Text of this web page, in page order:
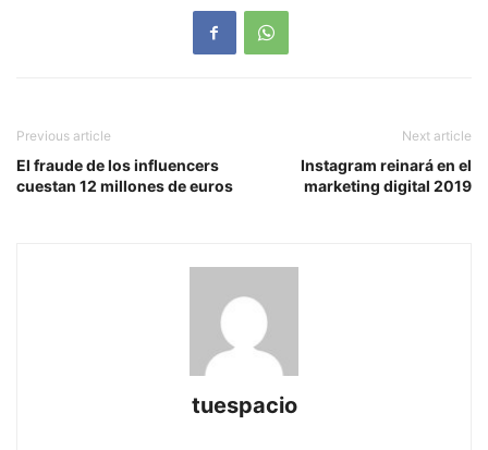
Previous article
El fraude de los influencers
cuestan 12 millones de euros
Next article
Instagram reinará en el
marketing digital 2019
tuespacio